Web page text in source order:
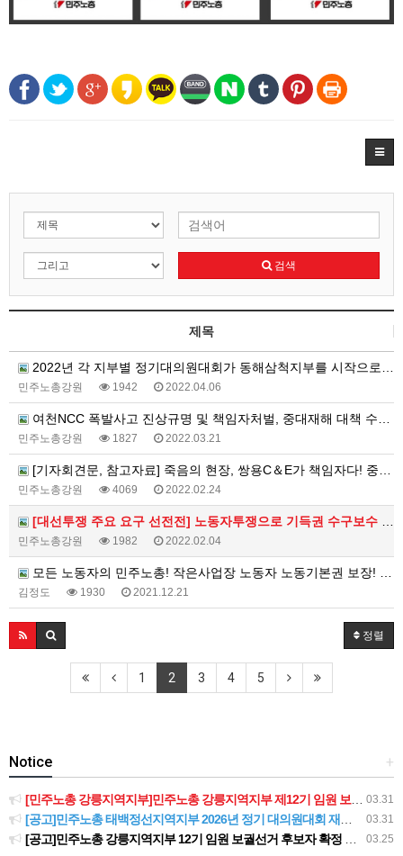
검색
제목
2022년 각 지부별 정기대의원대회가 동해삼척지부를 시작으로 5월까지 계속됩니다.
민주노총강원 1942 2022.04.06
여천NCC 폭발사고 진상규명 및 책임자처벌, 중대재해 대책 수립 촉구 선전전, 강원지청
민주노총강원 1827 2022.03.21
[기자회견문, 참고자료] 죽음의 현장, 쌍용C＆E가 책임자다! 중대재해기업처벌법으로 처벌하고 특별근로감독 즉…
민주노총강원 4069 2022.02.24
[대선투쟁 주요 요구 선전전] 노동자투쟁으로 기득권 수구보수 양당체제 끝장내자!
민주노총강원 1982 2022.02.04
모든 노동자의 민주노총! 작은사업장 노동자 노동기본권 보장! 사업장 규모에 따른 차별 철폐! 5인 미만 사업…
김정도 1930 2021.12.21
정렬
1 2 3 4 5
+
Notice
03.31
[민주노총 강릉지역지부]민주노총 강릉지역지부 제12기 임원 보궐선거결과 공고
03.31
[공고]민주노총 태백정선지역지부 2026년 정기 대의원대회 재소집 건
03.25
[공고]민주노총 강릉지역지부 12기 임원 보궐선거 후보자 확정 공고